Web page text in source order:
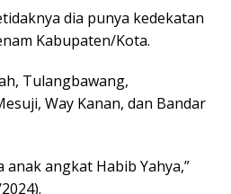
dia punya kedekatan
Kabupaten/Kota.
Tulangbawang,
Way Kanan, dan Bandar
anak angkat Habib Yahya,”